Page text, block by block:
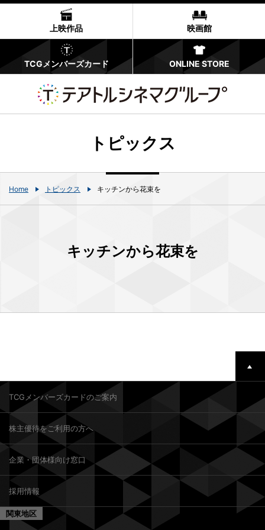
上映作品 映画館
TCGメンバーズカード ONLINE STORE
トピックス
Home トピックス キッチンから花束を
キッチンから花束を
TCGメンバーズカードのご案内
株主優待をご利用の方へ
企業・団体様向け窓口
採用情報
関東地区